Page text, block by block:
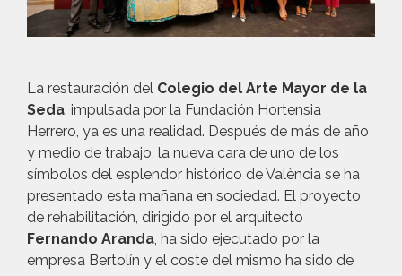
La restauración del Colegio del Arte Mayor de la
Seda, impulsada por la Fundación Hortensia
Herrero, ya es una realidad. Después de más de año
y medio de trabajo, la nueva cara de uno de los
símbolos del esplendor histórico de València se ha
presentado esta mañana en sociedad. El proyecto
de rehabilitación, dirigido por el arquitecto
Fernando Aranda, ha sido ejecutado por la
empresa Bertolín y el coste del mismo ha sido de